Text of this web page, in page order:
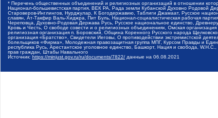
* Перечень общественных объединений и религиозных организаций в отношении
Национал-большевистская партия, ВЕК РА, Рада земли Кубанской Духовно Родовой
Староверов-Инглингов, Нурджулар, К Богодержавию, Таблиги Джамаат, Русское
славян, Ат-Такфир Валь-Хиджра, Пит Буль, Национал-социалистическая рабочая
Череповца, Духовно-Родовая Держава Русь, Русское национальное единство,
Кровь и Честь, О свободе совести и о религиозных объединениях, Омская
религиозная организация п. Боровский, Община Коренного Русского народа
организация «Братство», Свидетели Иеговы, О противодействии экстремистской
болельщиков «Фирма», Молодежная правозащитная группа МПГ, Курсом Правды и
республика Русь, Арестантское уголовное единство, Башкорт, Нация и свобода,
прав граждан, Штабы Навального
Источник: https://minjust.gov.ru/ru/documents/7822/ данные на 06.08.2021